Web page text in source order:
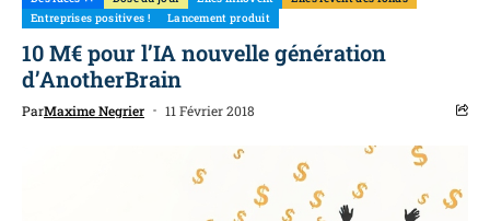
Entreprises positives !
Lancement produit
10 M€ pour l’IA nouvelle génération
d’AnotherBrain
ParMaxime Negrier 11 Février 2018